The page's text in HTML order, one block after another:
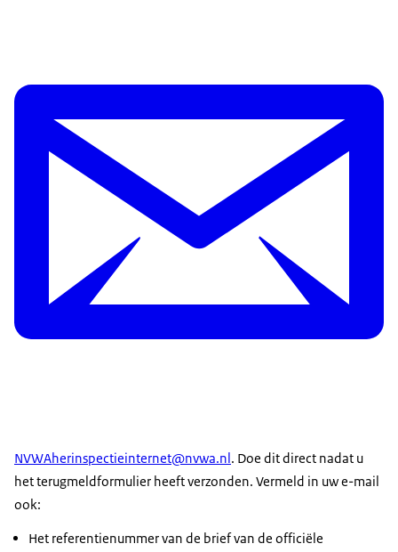
NVWAherinspectieinternet@nvwa.nl . Doe dit direct nadat u
het terugmeldformulier heeft verzonden. Vermeld in uw e-mail
ook:
Het referentienummer van de brief van de officiële